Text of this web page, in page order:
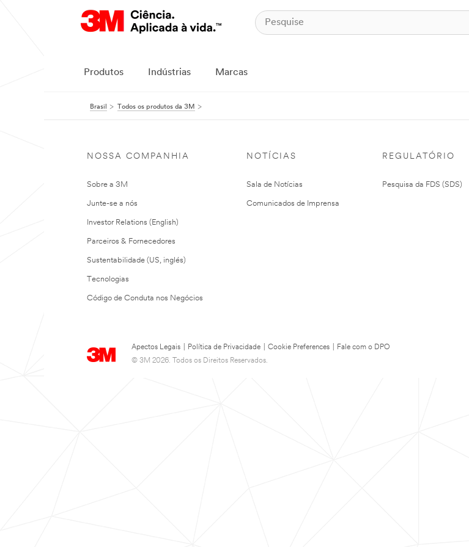
Produtos Indústrias Marcas
Brasil Todos os produtos da 3M
NOSSA COMPANHIA
Sobre a 3M
Junte-se a nós
Investor Relations (English)
Parceiros & Fornecedores
Sustentabilidade (US, inglés)
Tecnologias
Código de Conduta nos Negócios
NOTÍCIAS
Sala de Notícias
Comunicados de Imprensa
REGULATÓRIO
Pesquisa da FDS (SDS)
Apectos Legais Política de Privacidade Cookie Preferences
Fale com o DPO
© 3M 2026. Todos os Direitos Reservados.